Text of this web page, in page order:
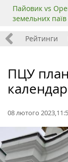
Пайовик vs
земельних
Рейтинги
ПЦУ
календар
08 лютого